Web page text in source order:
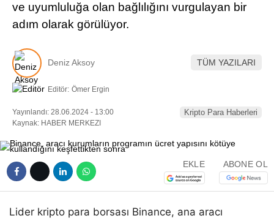
ve uyumluluğa olan bağlılığını vurgulayan bir
adım olarak görülüyor.
Deniz Aksoy TÜM YAZILARI
Editör: Ömer Ergin
Yayınlandı: 28.06.2024 - 13:00
Kaynak: HABER MERKEZI
Kripto Para Haberleri
EKLE ABONE OL
Lider kripto para borsası Binance, ana aracı